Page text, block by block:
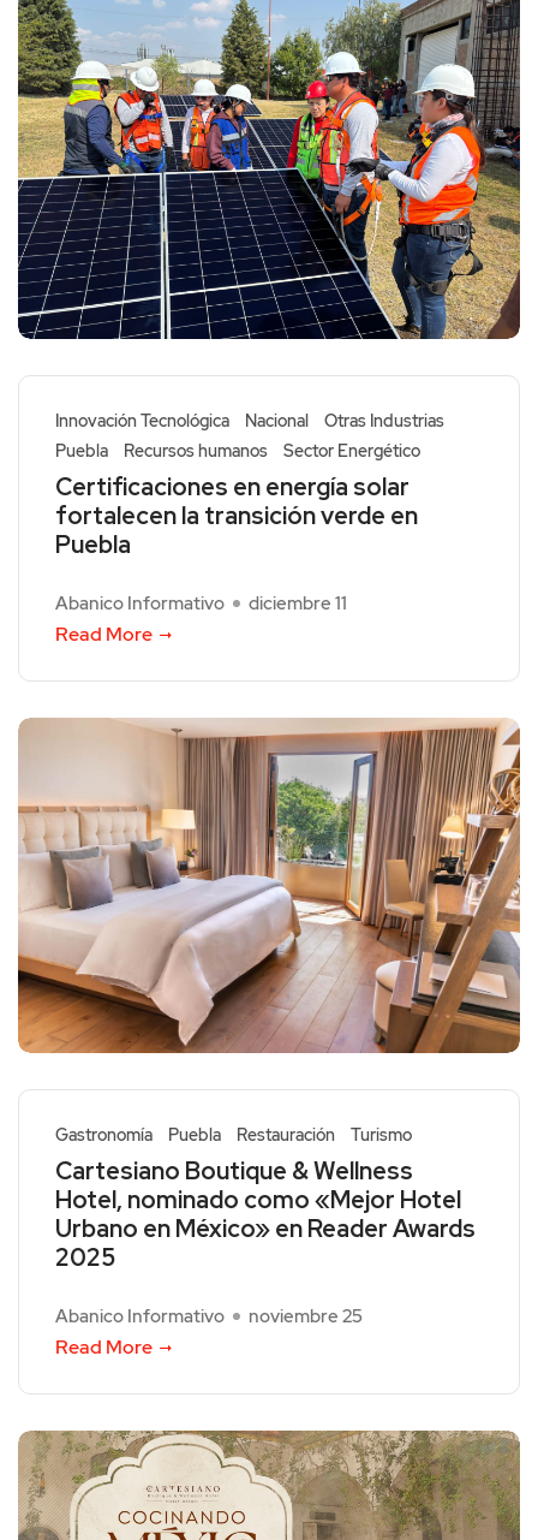
Innovación Tecnológica Nacional
Otras Industrias
Puebla
Recursos humanos Sector Energético
Certificaciones en energía solar
fortalecen la transición verde en
Puebla
Abanico Informativo diciembre 11
Read More
Gastronomía Puebla Restauración Turismo
Cartesiano Boutique & Wellness
Hotel, nominado como «Mejor Hotel
Urbano en México» en Reader Awards
2025
Abanico Informativo noviembre 25
Read More